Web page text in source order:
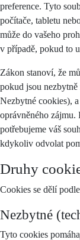
preference. Tyto
počítače, tabletu
může do vašeho
v případě, pokud to
Zákon stanoví, že
pokud jsou
Nezbytné cookies),
oprávněného zájmu.
potřebujeme váš
kdykoliv odvolat
Druhy
Cookies se dělí
Nezbytné
Tyto cookies